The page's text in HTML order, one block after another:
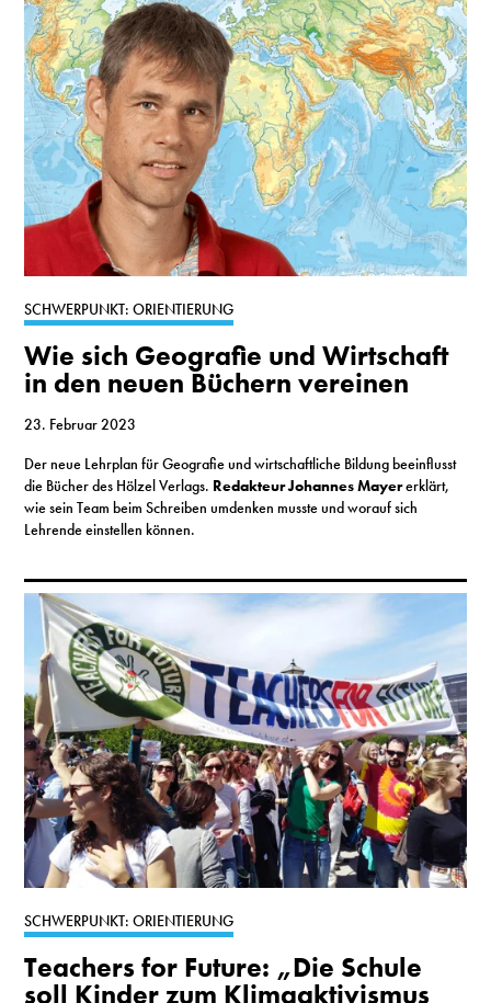
SCHWERPUNKT: ORIENTIERUNG
Wie sich Geografie und Wirtschaft
in den neuen Büchern vereinen
23. Februar 2023
Der neue Lehrplan für Geografie und wirtschaftliche Bildung beeinflusst
die Bücher des Hölzel Verlags. Redakteur Johannes Mayererklärt,
wie sein Team beim Schreiben umdenken musste und worauf sich
Lehrende einstellen können.
SCHWERPUNKT: ORIENTIERUNG
Teachers for Future: „Die Schule
soll Kinder zum Klimaaktivismus